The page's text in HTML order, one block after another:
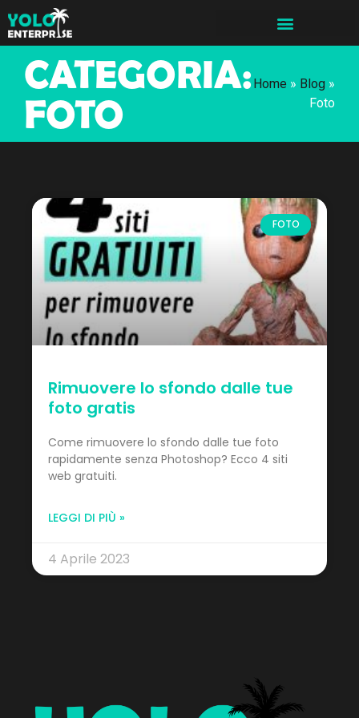
CATEGORIA:
FOTO
Home » Blog »
Foto
FOTO
Rimuovere lo sfondo dalle tue
foto gratis
Come rimuovere lo sfondo dalle tue foto
rapidamente senza Photoshop? Ecco 4 siti
web gratuiti.
LEGGI DI PIÙ »
4 Aprile 2023